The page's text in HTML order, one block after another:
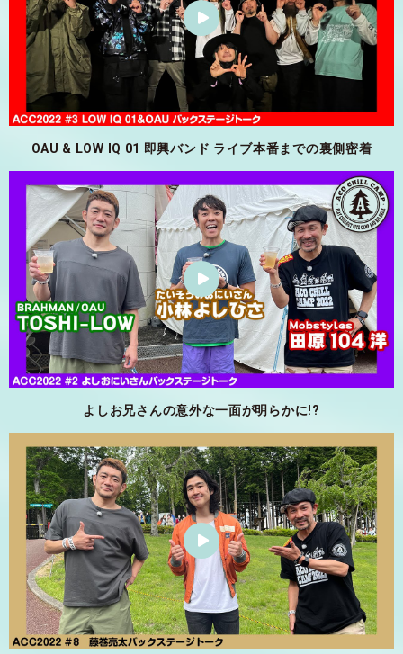
OAU & LOW IQ 01 即興バンド ライブ本番までの裏側密着
よしお兄さんの意外な一面が明らかに!?